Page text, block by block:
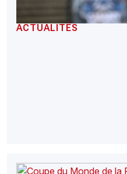
ACTUALITÉS